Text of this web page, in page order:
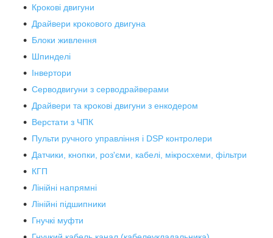
Крокові двигуни
Драйвери крокового двигуна
Блоки живлення
Шпинделі
Інвертори
Серводвигуни з серводрайверами
Драйвери та крокові двигуни з енкодером
Верстати з ЧПК
Пульти ручного управління і DSP контролери
Датчики, кнопки, роз'єми, кабелі, мікросхеми, фільтри
КГП
Лінійні напрямні
Лінійні підшипники
Гнучкі муфти